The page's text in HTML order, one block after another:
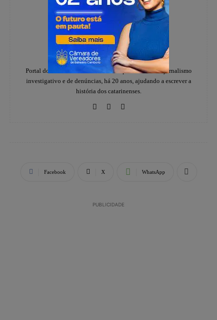
Redação
https://www.instagram.com/folhadoestadosc/
Portal do notícias Folha do Estado especializado em jornalismo
investigativo e de denúncias, há 20 anos, ajudando a escrever a
história dos catarinenses.
Facebook X WhatsApp
PUBLICIDADE